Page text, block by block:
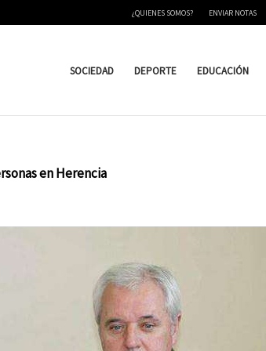
¿QUIENES SOMOS? ENVIAR NOTAS
SOCIEDAD DEPORTE EDUCACIÓN
en Herencia